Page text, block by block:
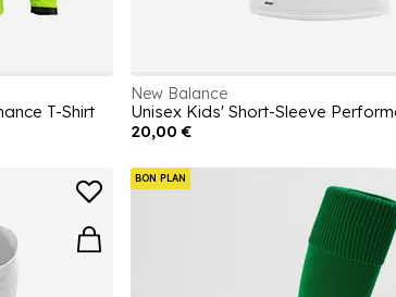
T-Shirt
New Balance
Unisex Kids' Short-Sleeve
20,00 €
BON PLAN